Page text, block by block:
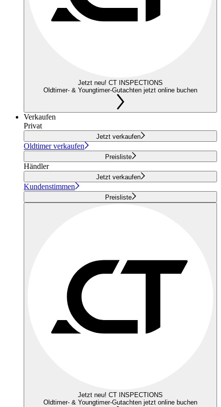
Jetzt neu! CT INSPECTIONS
Oldtimer- & Youngtimer-Gutachten jetzt online buchen
Verkaufen
Privat
Jetzt verkaufen
Oldtimer verkaufen
Preisliste
Händler
Jetzt verkaufen
Kundenstimmen
Preisliste
Jetzt neu! CT INSPECTIONS
Oldtimer- & Youngtimer-Gutachten jetzt online buchen